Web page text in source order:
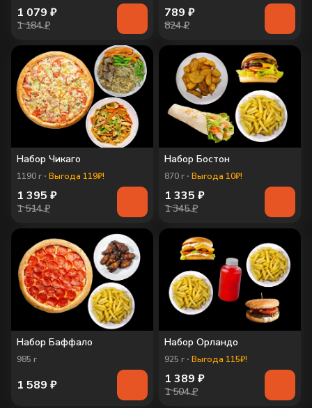
1 079 ₽
1 184 ₽
789 ₽
824 ₽
Набор Чикаго
1190 г Выгода 119₽!
1 395 ₽
1 514 ₽
Набор Бостон
870 г Выгода 10₽!
1 335 ₽
1 345 ₽
Набор Баффало
985 г
1 589 ₽
Набор Орландо
925 г Выгода 115₽!
1 389 ₽
1 504 ₽